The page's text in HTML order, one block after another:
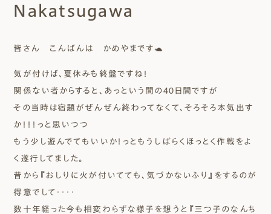
モデルハウスを見る
ファーストプランを試す
Nakatsugawa
皆さん こんばんは かめやまです🐢
気が付けば、夏休みも終盤ですね！
関係ない者からすると、あっという間の４０日間ですが
その当時は宿題がぜんぜん終わってなくて、そろそろ本気出す
か！！！っと思いつつ
もう少し遊んでてもいいか！っともうしばらくほっとく作戦をよ
く遂行してました。
昔から『おしりに火が付いてても、気づかないふり』をするのが
得意でして・・・・
数十年経った今も相変わらずな様子を想うと『三つ子のなんち